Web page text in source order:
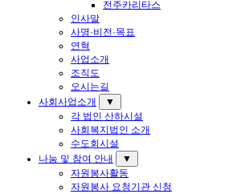
전주카리타스
인사말
사명·비전·목표
연혁
사업소개
조직도
오시는길
사회사업소개
▼
각 법인 산하시설
사회복지법인 소개
수도회시설
나눔 및 참여 안내
▼
자원봉사활동
자원봉사 요청기관 신청